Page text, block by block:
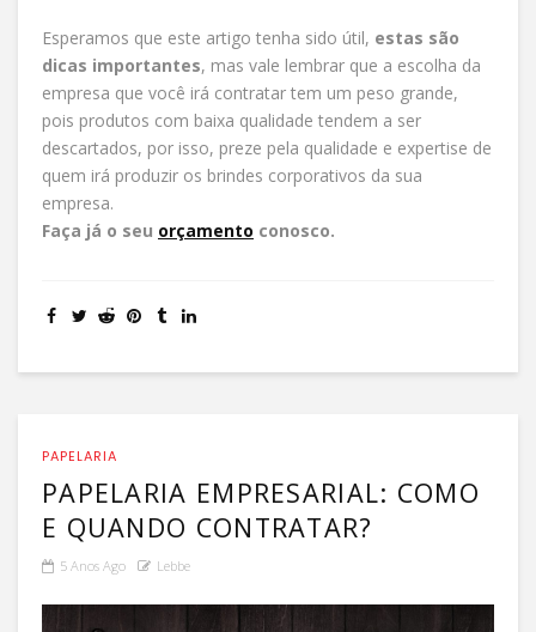
Esperamos que este artigo tenha sido útil, estas são
dicas importantes, mas vale lembrar que a escolha da
empresa que você irá contratar tem um peso grande,
pois produtos com baixa qualidade tendem a ser
descartados, por isso, preze pela qualidade e expertise de
quem irá produzir os brindes corporativos da sua
empresa.
Faça já o seu orçamento conosco.
PAPELARIA
PAPELARIA EMPRESARIAL: COMO
E QUANDO CONTRATAR?
5 Anos Ago Lebbe